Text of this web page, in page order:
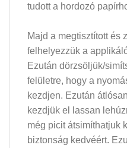
tudott a hordozó
Majd a megtisztított és
felhelyezzük a
Ezután dörzsöljük/
felületre, hogy a
kezdjen. Ezután
kezdjük el lassan
még picit átsimíthatjuk
biztonság kedvéért.